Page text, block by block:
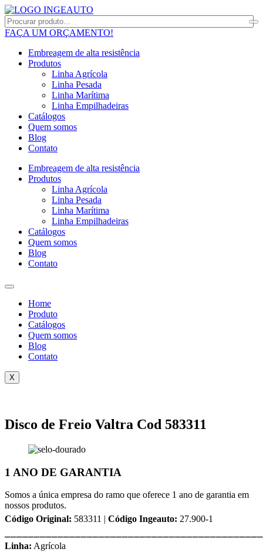
FAÇA UM ORÇAMENTO!
Embreagem de alta resistência
Produtos
Linha Agrícola
Linha Pesada
Linha Marítima
Linha Empilhadeiras
Catálogos
Quem somos
Blog
Contato
Embreagem de alta resistência
Produtos
Linha Agrícola
Linha Pesada
Linha Marítima
Linha Empilhadeiras
Catálogos
Quem somos
Blog
Contato
Home
Produto
Catálogos
Quem somos
Blog
Contato
X
Disco de Freio Valtra Cod 583311
1 ANO DE GARANTIA
Somos a única empresa do ramo que oferece 1 ano de garantia em
nossos produtos.
Código Original: 583311 | Código Ingeauto: 27.900-1
Linha: Agrícola